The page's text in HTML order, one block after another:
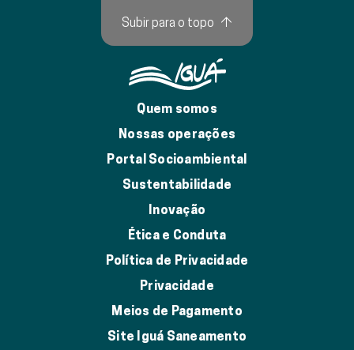
Quem somos
Nossas operações
Portal Socioambiental
Sustentabilidade
Inovação
Ética e Conduta
Política de Privacidade
Privacidade
Meios de Pagamento
Site Iguá Saneamento
Subir para o topo ↑